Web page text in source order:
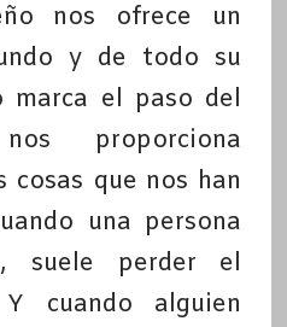
nos ofrece un
y de todo su
marca el paso del
proporciona
cosas que nos han
una persona
suele perder el
Y cuando alguien